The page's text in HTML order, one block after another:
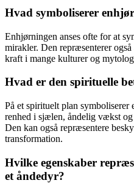
Hvad symboliserer
Enhjørningen anses ofte for at
mirakler. Den repræsenterer
kraft i mange kulturer og
Hvad er den spirituelle
På et spirituelt plan
renhed i sjælen, åndelig vækst
Den kan også repræsentere
transformation.
Hvilke egenskaber
et åndedyr?